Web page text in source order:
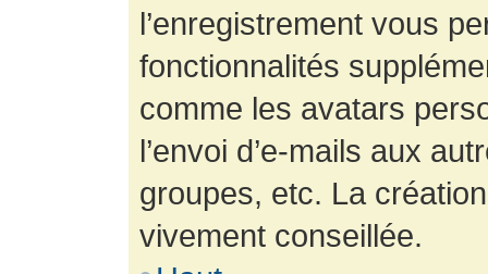
l’enregistrement vous
fonctionnalités
comme les avatars
l’envoi d’e-mails aux
groupes, etc. La
vivement conseillée.